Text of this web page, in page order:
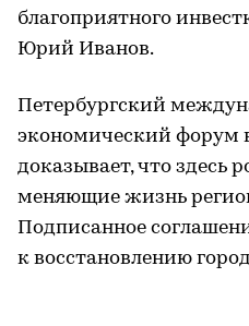
благоприятного
Юрий Иванов.
Петербургский
экономический форум
доказывает, что здесь
меняющие жизнь
Подписанное
к восстановлению